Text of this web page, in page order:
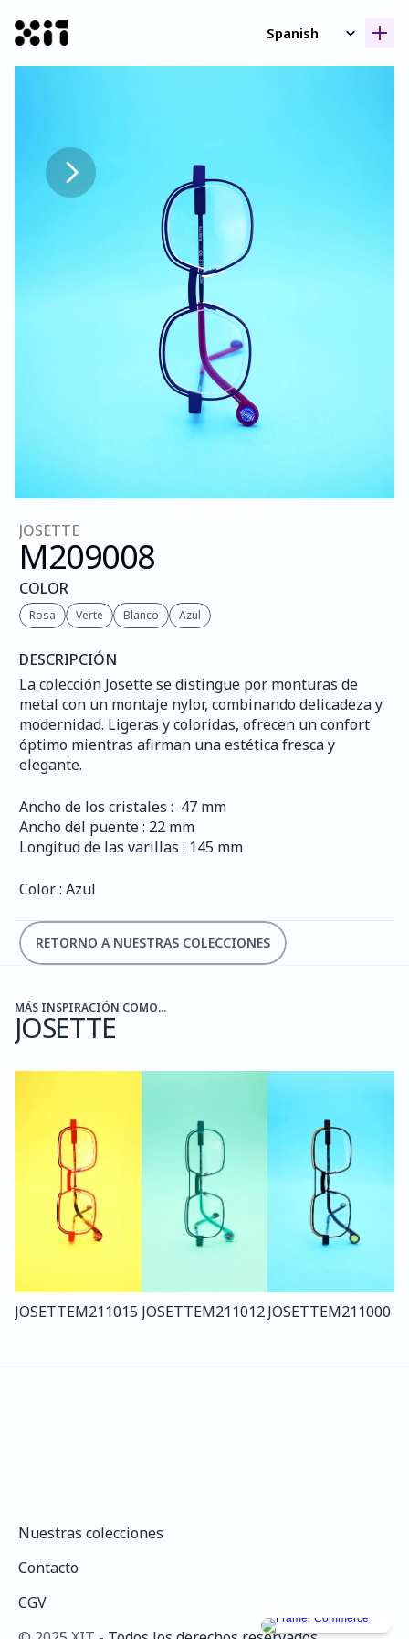
Spanish
JOSETTE
M209008
COLOR
Rosa Verte Blanco Azul
DESCRIPCIÓN
La colección Josette se distingue por monturas de
metal con un montaje nylor, combinando delicadeza y
modernidad. Ligeras y coloridas, ofrecen un confort
óptimo mientras afirman una estética fresca y
elegante.
Ancho de los cristales :  47 mm
Ancho del puente : 22 mm
Longitud de las varillas : 145 mm
Color : Azul
RETORNO A NUESTRAS COLECCIONES
MÁS INSPIRACIÓN COMO...
JOSETTE
JOSETTEM211015 JOSETTEM211012JOSETTEM211000
Nuestras colecciones
Contacto
CGV